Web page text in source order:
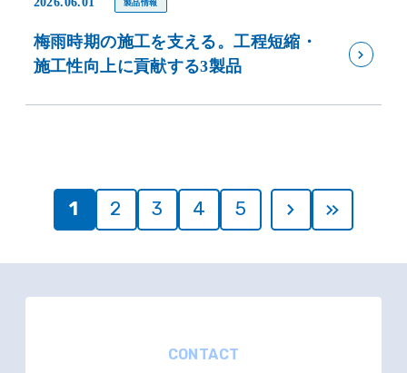
製品情報
梅雨時期の施工を支える。工程短縮・
施工性向上に貢献する3製品
1 2 3 4 5
CONTACT